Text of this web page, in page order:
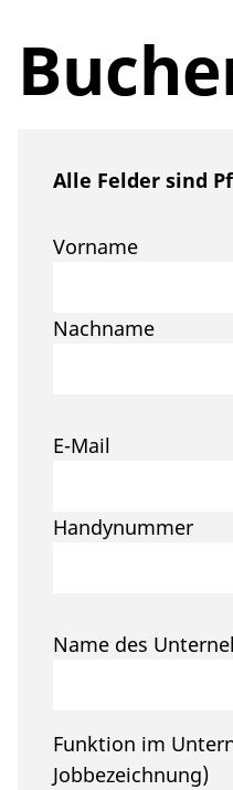
Alle Felder sind
Vorname
Nachname
E-Mail
Handynummer
Name des
Funktion im
Jobbezeichnung)